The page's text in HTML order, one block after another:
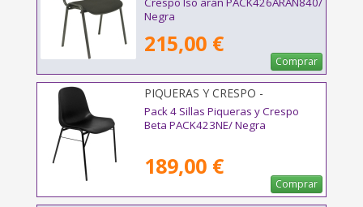
Negra
215,00 €
Comprar
PIQUERAS Y CRESPO -
PACK423NE
Pack 4 Sillas Piqueras y Crespo
Beta PACK423NE/ Negra
189,00 €
Comprar